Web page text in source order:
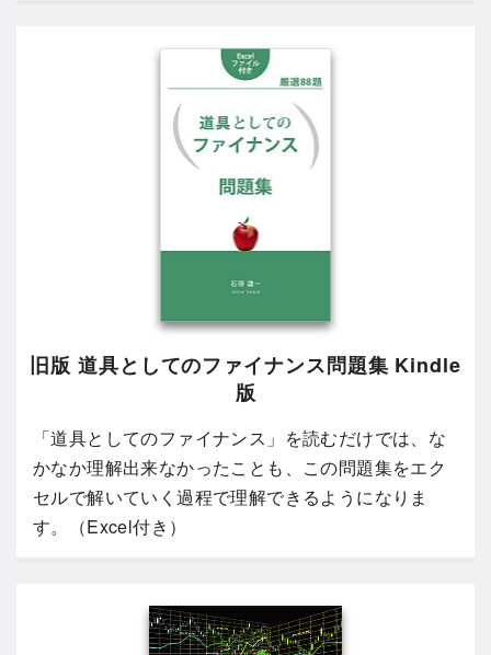
旧版 道具としてのファイナンス問題集 Kindle
版
「道具としてのファイナンス」を読むだけでは、な
かなか理解出来なかったことも、この問題集をエク
セルで解いていく過程で理解できるようになりま
す。（Excel付き）